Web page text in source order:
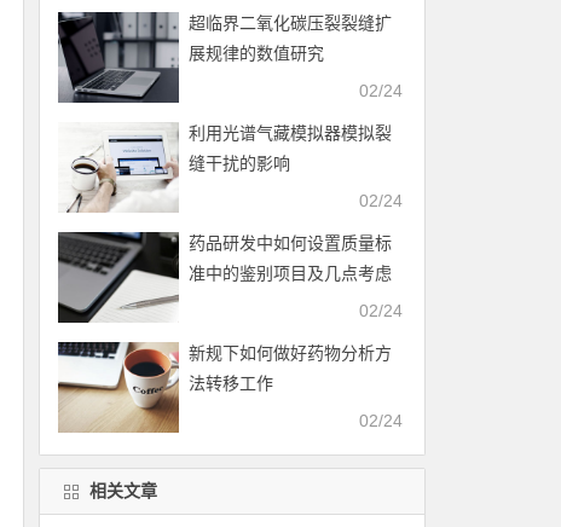
超临界二氧化碳压裂裂缝扩
展规律的数值研究
02/24
利用光谱气藏模拟器模拟裂
缝干扰的影响
02/24
药品研发中如何设置质量标
准中的鉴别项目及几点考虑
02/24
新规下如何做好药物分析方
法转移工作
02/24
相关文章